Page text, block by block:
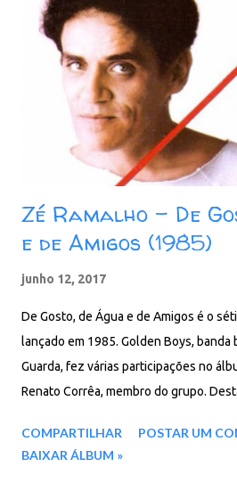
Box - MEGA
Zé Ramalho - De
e de Amigos (1985)
junho 12, 2017
De Gosto, de Água e de Amigos é o
lançado em 1985. Golden Boys, banda
Guarda, fez várias participações no
Renato Corrêa, membro do grupo.
Santeiro. Faixas: 01. De Gosto, de água
COMPARTILHAR
POSTAR UM
BAIXAR ÁLBUM »